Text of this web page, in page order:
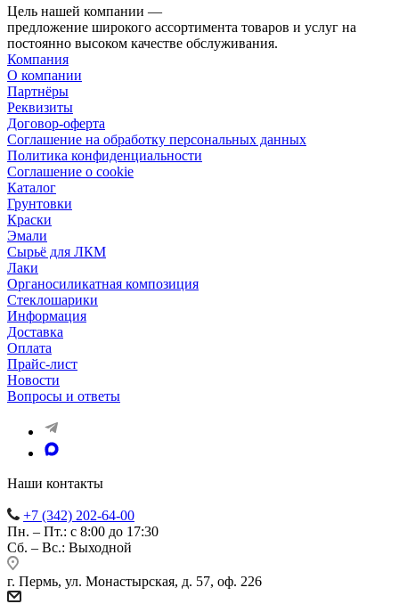
Цель нашей компании —
предложение широкого ассортимента товаров и услуг на
постоянно высоком качестве обслуживания.
Компания
О компании
Партнёры
Реквизиты
Договор-оферта
Соглашение на обработку персональных данных
Политика конфиденциальности
Соглашение о cookie
Каталог
Грунтовки
Краски
Эмали
Сырьё для ЛКМ
Лаки
Органосиликатная композиция
Стеклошарики
Информация
Доставка
Оплата
Прайс-лист
Новости
Вопросы и ответы
Наши контакты
+7 (342) 202-64-00
Пн. – Пт.: с 8:00 до 17:30
Сб. – Вс.: Выходной
г. Пермь, ул. Монастырская, д. 57, оф. 226